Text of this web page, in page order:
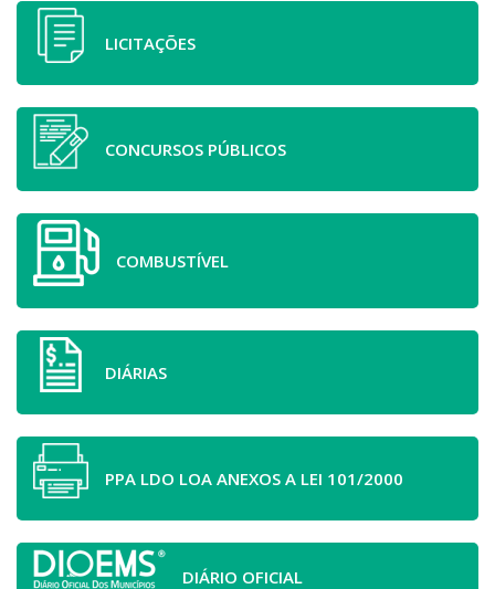
LICITAÇÕES
CONCURSOS PÚBLICOS
COMBUSTÍVEL
DIÁRIAS
PPA LDO LOA ANEXOS A LEI 101/2000
DIÁRIO OFICIAL